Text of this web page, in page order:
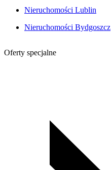
Nieruchomości Lublin
Nieruchomości Bydgoszcz
Oferty specjalne